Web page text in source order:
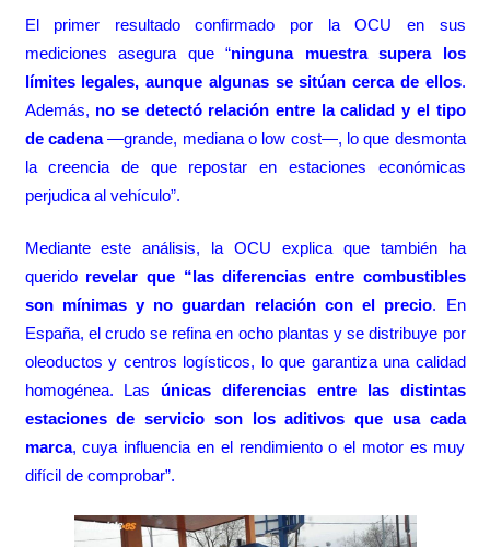
El primer resultado confirmado por la OCU en sus
mediciones asegura que “ninguna muestra supera los
límites legales, aunque algunas se sitúan cerca de ellos.
Además, no se detectó relación entre la calidad y el tipo
de cadena—grande, mediana o low cost—, lo que desmonta
la creencia de que repostar en estaciones económicas
perjudica al vehículo”.
Mediante este análisis, la OCU explica que también ha
querido revelar que “las diferencias entre combustibles
son mínimas y no guardan relación con el precio. En
España, el crudo se refina en ocho plantas y se distribuye por
oleoductos y centros logísticos, lo que garantiza una calidad
homogénea. Las únicas diferencias entre las distintas
estaciones de servicio son los aditivos que usa cada
marca, cuya influencia en el rendimiento o el motor es muy
difícil de comprobar”.